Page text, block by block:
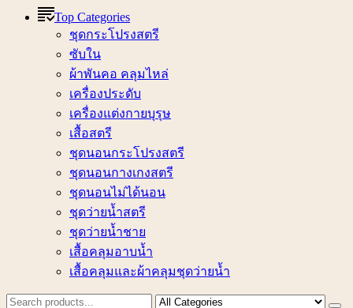
Top Categories
ชุดกระโปรงสตรี
ซับใน
ผ้าพันคอ คลุมไหล่
เครื่องประดับ
เครื่องแต่งกายบุรุษ
เสื้อสตรี
ชุดนอนกระโปรงสตรี
ชุดนอนกางเกงสตรี
ชุดนอนไม่ได้นอน
ชุดว่ายน้ำสตรี
ชุดว่ายน้ำชาย
เสื้อคลุมอาบน้ำ
เสื้อคลุมและผ้าคลุมชุดว่ายน้ำ